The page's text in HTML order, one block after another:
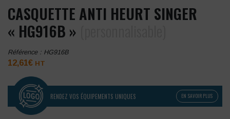
CASQUETTE ANTI HEURT SINGER
« HG916B »
Référence : HG916B
12,61€ HT
RENDEZ VOS ÉQUIPEMENTS UNIQUES EN SAVOIR PLUS